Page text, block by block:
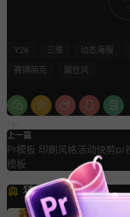
Y2K 三维 动态海报
赛博朋克
酸性风
上一篇
Pr模板 印刷风格活动快剪pr
模板
猜你喜欢